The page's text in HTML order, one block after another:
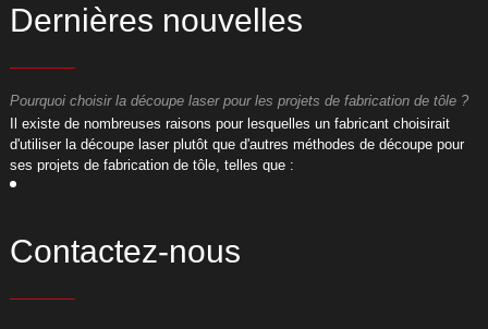
Dernières nouvelles
Pourquoi choisir la découpe laser pour les projets de fabrication de tôle ?
​Il existe de nombreuses raisons pour lesquelles un fabricant choisirait
d'utiliser la découpe laser plutôt que d'autres méthodes de découpe pour
ses projets de fabrication de tôle, telles que :
Contactez-nous